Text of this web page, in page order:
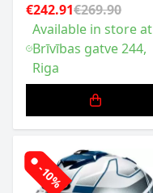
€242.91€269.90
Available in store at
Brīvības gatve 244,
Riga
-10%